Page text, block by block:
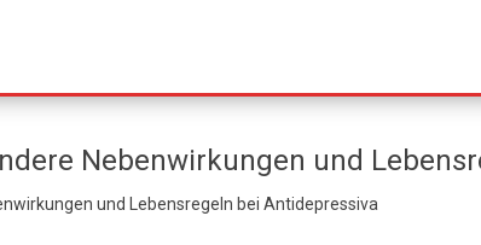
Nebenwirkungen und
und Lebensregeln bei Antidepressiva